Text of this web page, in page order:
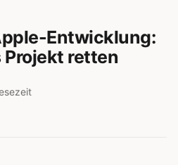
Entwicklung:
Projekt retten